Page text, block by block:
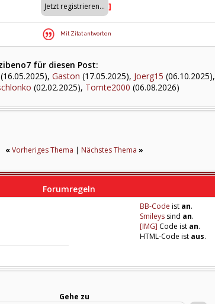
]
Mit Zitat antworten
für diesen Post:
(16.05.2025), Gaston (17.05.2025), Joerg15 (06.10.2025),
(02.02.2025), Tomte2000 (06.08.2026)
« Vorheriges Thema | Nächstes Thema »
Forumregeln
BB-Code ist an.
Smileys sind an.
[IMG] Code ist an.
HTML-Code ist aus.
Gehe zu